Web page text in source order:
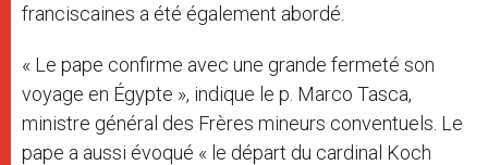
franciscaines a été également abordé.
« Le pape confirme avec une grande fermeté son
voyage en Égypte », indique le p. Marco Tasca,
ministre général des Frères mineurs conventuels. Le
pape a aussi évoqué « le départ du cardinal Koch